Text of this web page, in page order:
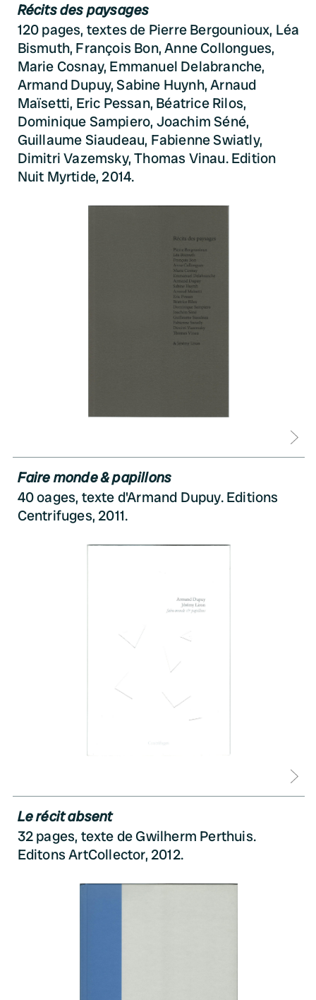
Récits des paysages
120 pages, textes de Pierre Bergounioux, Léa
Bismuth, François Bon, Anne Collongues,
Marie Cosnay, Emmanuel Delabranche,
Armand Dupuy, Sabine Huynh, Arnaud
Maïsetti, Eric Pessan, Béatrice Rilos,
Dominique Sampiero, Joachim Séné,
Guillaume Siaudeau, Fabienne Swiatly,
Dimitri Vazemsky, Thomas Vinau. Edition
Nuit Myrtide, 2014.
Faire monde & papillons
40 oages, texte d'Armand Dupuy. Editions
Centrifuges, 2011.
Le récit absent
32 pages, texte de Gwilherm Perthuis.
Editons ArtCollector, 2012.